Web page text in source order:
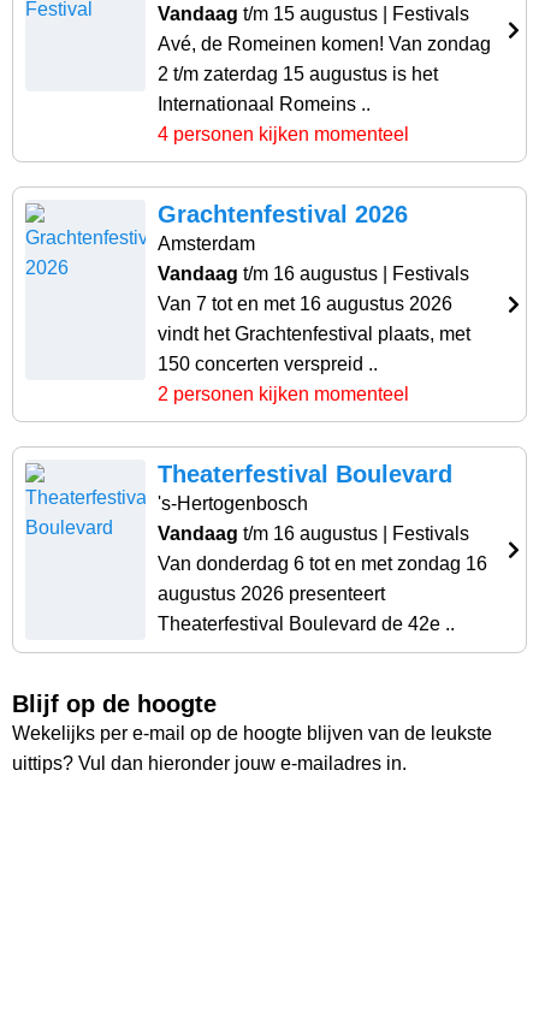
Vandaag t/m 15 augustus | Festivals
Avé, de Romeinen komen! Van zondag
2 t/m zaterdag 15 augustus is het
Internationaal Romeins ..
4 personen kijken momenteel
Grachtenfestival 2026
Amsterdam
Vandaag t/m 16 augustus | Festivals
Van 7 tot en met 16 augustus 2026
vindt het Grachtenfestival plaats, met
150 concerten verspreid ..
2 personen kijken momenteel
Theaterfestival Boulevard
's-Hertogenbosch
Vandaag t/m 16 augustus | Festivals
Van donderdag 6 tot en met zondag 16
augustus 2026 presenteert
Theaterfestival Boulevard de 42e ..
Blijf op de hoogte
Wekelijks per e-mail op de hoogte blijven van de leukste
uittips? Vul dan hieronder jouw e-mailadres in.